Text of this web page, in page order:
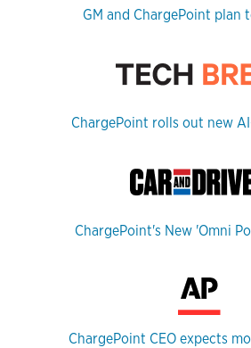
GM and ChargePoint plan
ChargePoint rolls out new
ChargePoint's New 'Omni
ChargePoint CEO expects